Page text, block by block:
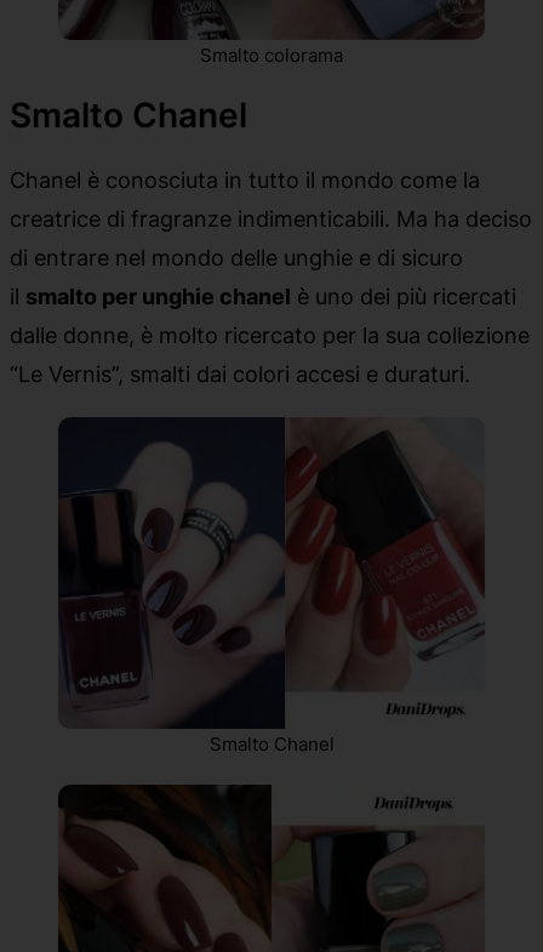
Smalto colorama
Smalto Chanel
Chanel è conosciuta in tutto il mondo come la
creatrice di fragranze indimenticabili. Ma ha deciso
di entrare nel mondo delle unghie e di sicuro
il smalto per unghie chanel è uno dei più ricercati
dalle donne, è molto ricercato per la sua collezione
“Le Vernis”, smalti dai colori accesi e duraturi.
Smalto Chanel